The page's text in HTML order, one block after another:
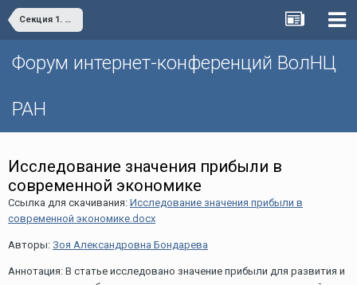
Секция 1. Социально-экономическое развитие и управление территориальными системами и комплексами.
Форум интернет-конференций ВолНЦ
РАН
Исследование значения прибыли в
современной экономике
Ссылка для скачивания: Исследование значения прибыли в
современной экономике.docx
Авторы: Зоя Александровна Бондарева
Аннотация: В статье исследовано значение прибыли для развития и